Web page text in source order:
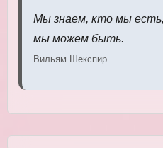
Мы знаем, кто мы
мы можем быть.
Вильям Шекспир